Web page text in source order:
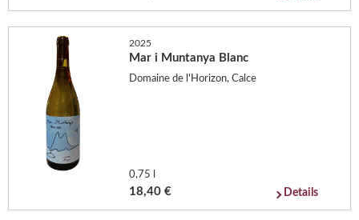
2025
Mar i Muntanya Blanc
Domaine de l'Horizon, Calce
0,75 l
18,40 € Details